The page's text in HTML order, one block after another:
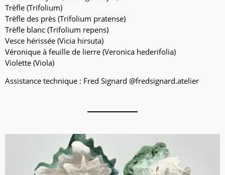
Trèfle (Trifolium)
Trèfle des près (Trifolium pratense)
Trèfle blanc (Trifolium repens)
Vesce hérissée (Vicia hirsuta)
Véronique à feuille de lierre (Veronica hederifolia)
Violette (Viola)
Assistance technique : Fred Signard @fredsignard.atelier